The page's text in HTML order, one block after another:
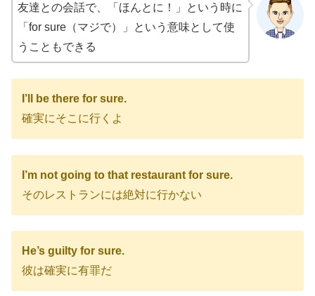
友達との会話で、「ほんとに！」という時に
「for sure（マジで）」という意味として使
うこともできる
I’ll be there for sure.
確実にそこに行くよ
I’m not going to that restaurant for sure.
そのレストランには絶対に行かない
He’s guilty for sure.
彼は確実に有罪だ